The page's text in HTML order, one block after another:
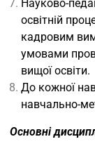
Науково-
освітній
кадровим
умовами
вищої освіти.
До кожної
навчально-
Основні